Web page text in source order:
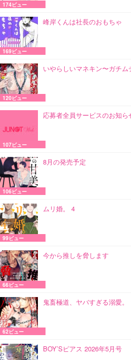
174ビュー
峰岸くんは社長のおもちゃ
169ビュー
いやらしいマネキン〜ガチム
120ビュー
応募者全員サービスのお知ら
107ビュー
8月の発売予定
106ビュー
ムリ婚。 4
99ビュー
今から推しを脅します
66ビュー
鬼畜極道、ヤバすぎる溺愛。
62ビュー
BOY’Sピアス 2026年5月号